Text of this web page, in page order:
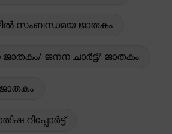
സംബന്ധമയ ജാതകം
ജനന ചാർട്ട്/ ജാതകം
റിപ്പോർട്ട്